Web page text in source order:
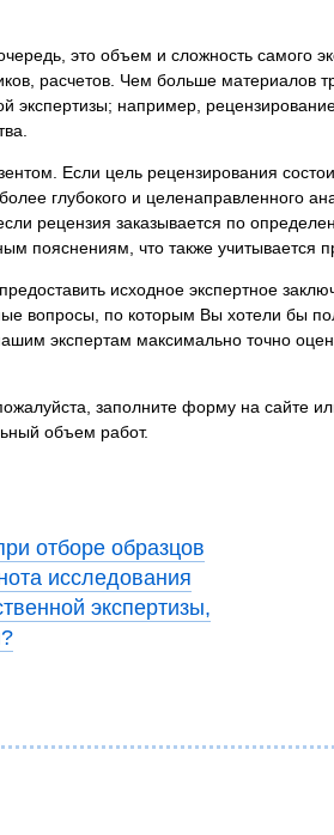
это объем и сложность самого
расчетов. Чем больше материалов
экспертизы; например,
Если цель рецензирования
глубокого и целенаправленного
рецензия заказывается по
пояснениям, что также учитывается
исходное экспертное
вопросы, по которым Вы хотели бы
экспертам максимально точно
заполните форму на сайте
объем работ.
отборе образцов
исследования
экспертизы,